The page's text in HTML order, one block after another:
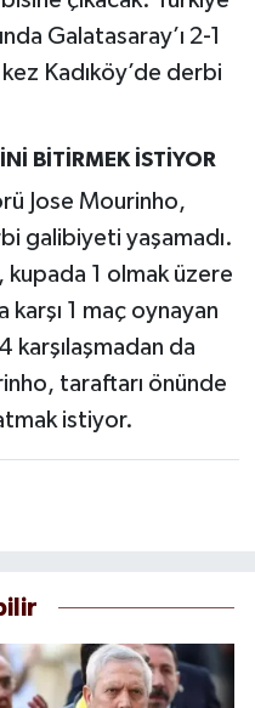
Galatasaray’ı 2-1
Kadıköy’de derbi
BİTİRMEK İSTİYOR
Jose Mourinho,
galibiyeti yaşamadı.
kupada 1 olmak üzere
1 maç oynayan
karşılaşmadan da
taraftarı önünde
istiyor.